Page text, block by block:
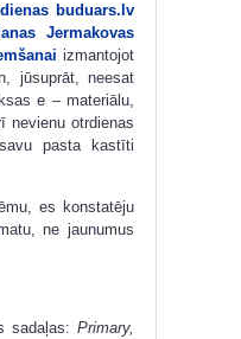
buduars.lv
Jermakovas
izmantojot
jūsuprāt, neesat
e – materiālu,
nevienu otrdienas
pasta kastīti
es konstatēju
ne jaunumus
sadaļas: Primary,